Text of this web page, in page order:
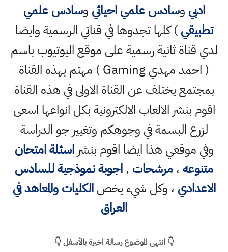
ادبي وسادس علمي احيائي وسادس علمي
تطبيقي) كلها تجدوها في قناتي الرسمية وايضا
لدي قناة ثانية رسمية على موقع اليوتيوب باسم
( احمد مهدي Gaming ) مهتم بهذه القناة
بمجتمع يختلف عن القناة الاولى في هذه القناة
اقوم بنشر الالعاب الالكترونية بكل انواعها اسعى
لزرع البسمة في وجوهكم وتغيير جو الدراسة
وفي موقعي هذا ايضا اقوم بنشراسئلة امتحان
متنوعه،مرشحات ,اجوبة نموذجية للسادس
الاعدادي ، وكل شيء يخصالكليات والمعاهد في
العراق
👇 انتهى الموضوع رسالة اخيرة بالأسفل 👇